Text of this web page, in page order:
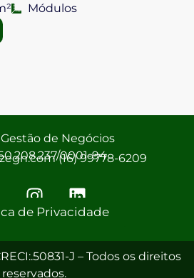
Módulos
de Negócios
0001-94
(16) 99778-6209
de Privacidade
J – Todos os direitos
reservados.